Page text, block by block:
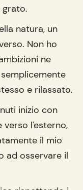
grato.
natura, un
Non ho
ne
e rilassato.
inizio con
l'esterno,
il mio
ad osservare il